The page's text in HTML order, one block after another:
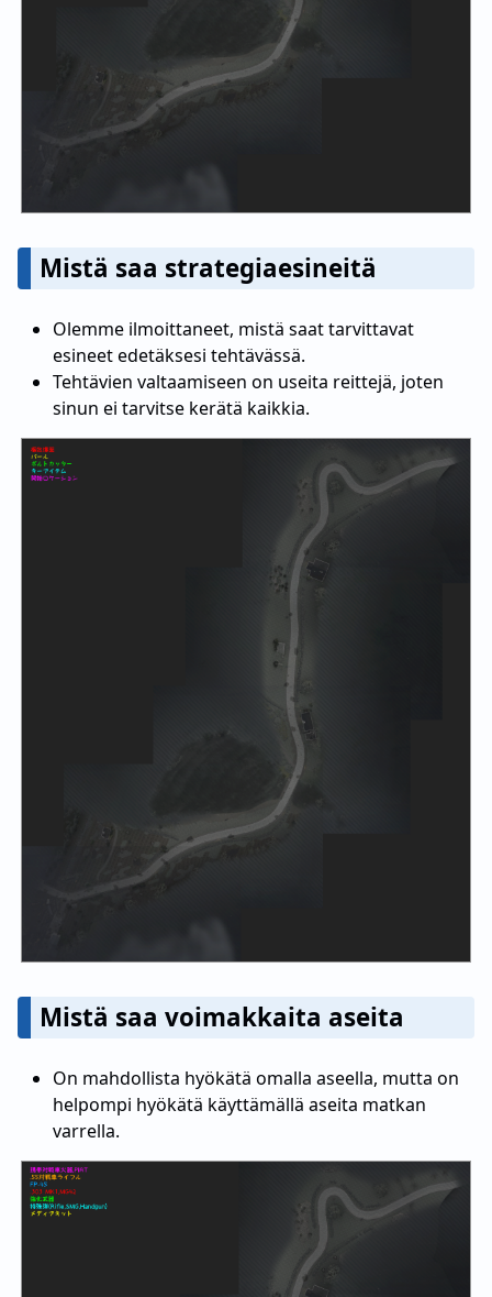
Mistä saa strategiaesineitä
Olemme ilmoittaneet, mistä saat tarvittavat
esineet edetäksesi tehtävässä.
Tehtävien valtaamiseen on useita reittejä, joten
sinun ei tarvitse kerätä kaikkia.
Mistä saa voimakkaita aseita
On mahdollista hyökätä omalla aseella, mutta on
helpompi hyökätä käyttämällä aseita matkan
varrella.